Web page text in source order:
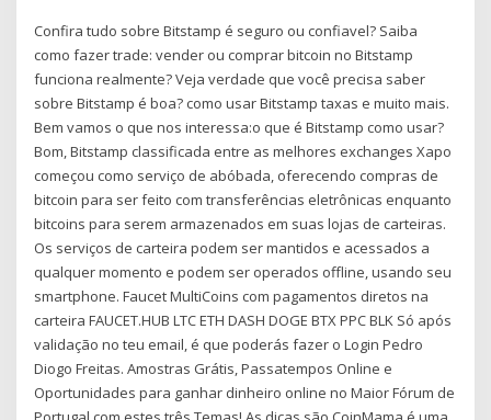
Confira tudo sobre Bitstamp é seguro ou confiavel? Saiba
como fazer trade: vender ou comprar bitcoin no Bitstamp
funciona realmente? Veja verdade que você precisa saber
sobre Bitstamp é boa? como usar Bitstamp taxas e muito mais.
Bem vamos o que nos interessa:o que é Bitstamp como usar?
Bom, Bitstamp classificada entre as melhores exchanges Xapo
começou como serviço de abóbada, oferecendo compras de
bitcoin para ser feito com transferências eletrônicas enquanto
bitcoins para serem armazenados em suas lojas de carteiras.
Os serviços de carteira podem ser mantidos e acessados a
qualquer momento e podem ser operados offline, usando seu
smartphone. Faucet MultiCoins com pagamentos diretos na
carteira FAUCET.HUB LTC ETH DASH DOGE BTX PPC BLK Só após
validação no teu email, é que poderás fazer o Login Pedro
Diogo Freitas. Amostras Grátis, Passatempos Online e
Oportunidades para ganhar dinheiro online no Maior Fórum de